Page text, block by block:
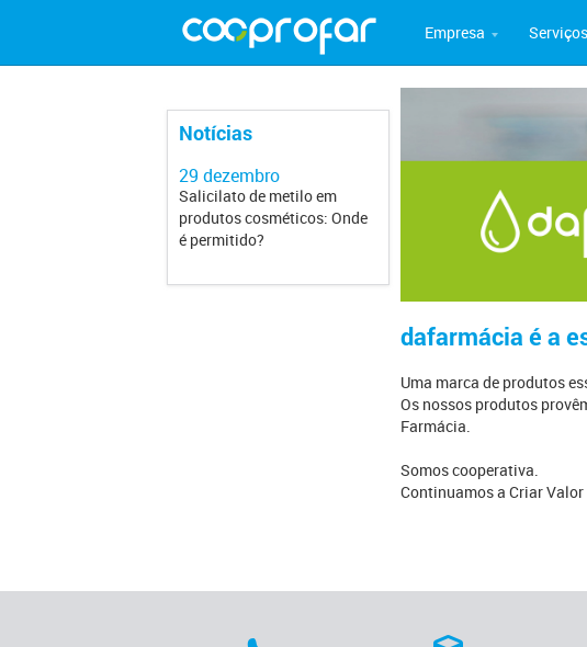
Empresa Serviços
Notícias
29 dezembro
Salicilato de metilo em
produtos cosméticos: Onde
é permitido?
Suspensa comercialização
de lote de luvas de nitrilo
dafarmácia é a
Uma marca de produtos
Os nossos produtos
Farmácia.
Somos cooperativa.
Continuamos a Criar